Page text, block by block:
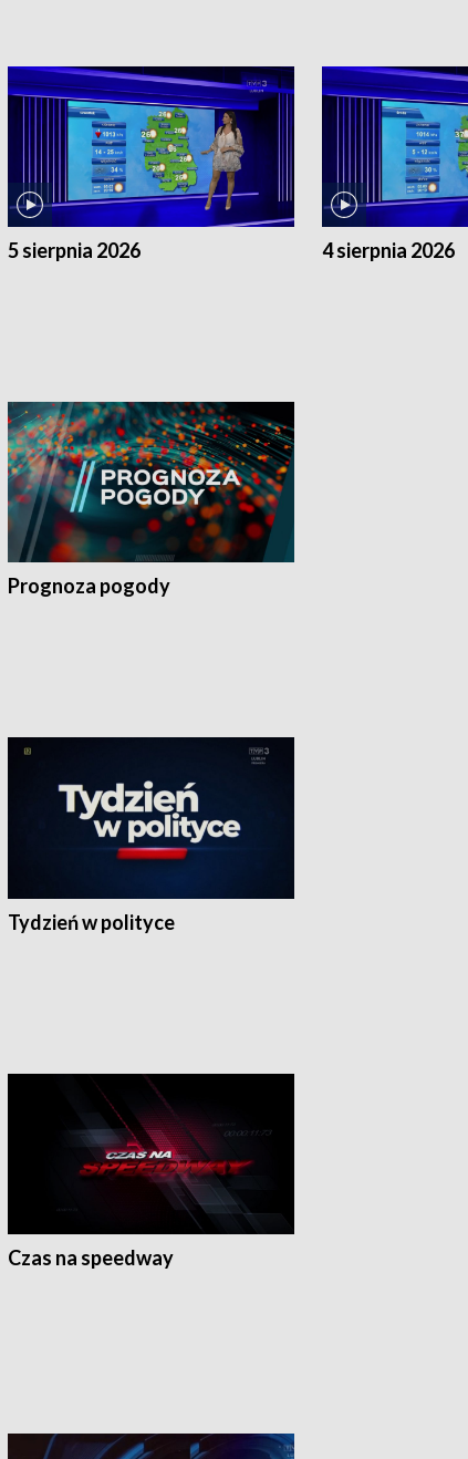
5 sierpnia 2026 4 sierpnia 2026
Prognoza pogody
Tydzień w polityce
Czas na speedway